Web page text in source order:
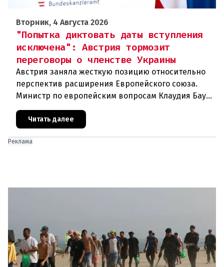
Вторник, 4 Августа 2026
"Попытка диктовать даты вступления
исключена": Австрия тормозит
переговоры о членстве Украины
Австрия заняла жесткую позицию относительно
перспектив расширения Европейского союза.
Министр по европейским вопросам Клаудия Бауэр
(ÖVP) категорически исключила возможность
ускоренного присоединения
Читать далее
Реклама